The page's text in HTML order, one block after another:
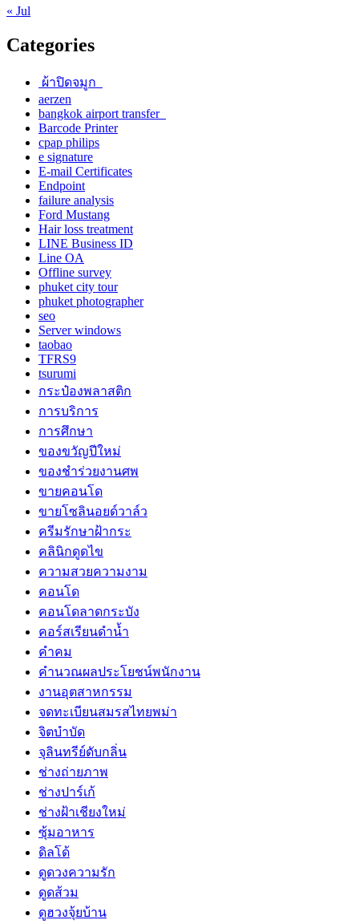
« Jul
Categories
ผ้าปิดจมูก
aerzen
bangkok airport transfer
Barcode Printer
cpap philips
e signature
E-mail Certificates
Endpoint
failure analysis
Ford Mustang
Hair loss treatment
LINE Business ID
Line OA
Offline survey
phuket city tour
phuket photographer
seo
Server windows
taobao
TFRS9
tsurumi
กระป๋องพลาสติก
การบริการ
การศึกษา
ของขวัญปีใหม่
ของชำร่วยงานศพ
ขายคอนโด
ขายโซลินอยด์วาล์ว
ครีมรักษาฝ้ากระ
คลินิกดูดไข
ความสวยความงาม
คอนโด
คอนโดลาดกระบัง
คอร์สเรียนดำน้ำ
คำคม
คำนวณผลประโยชน์พนักงาน
งานอุตสาหกรรม
จดทะเบียนสมรสไทยพม่า
จิตบำบัด
จุลินทรีย์ดับกลิ่น
ช่างถ่ายภาพ
ช่างปาร์เก้
ช่างฝ้าเชียงใหม่
ซุ้มอาหาร
ดิลโด้
ดูดวงความรัก
ดูดส้วม
ดูฮวงจุ้ยบ้าน